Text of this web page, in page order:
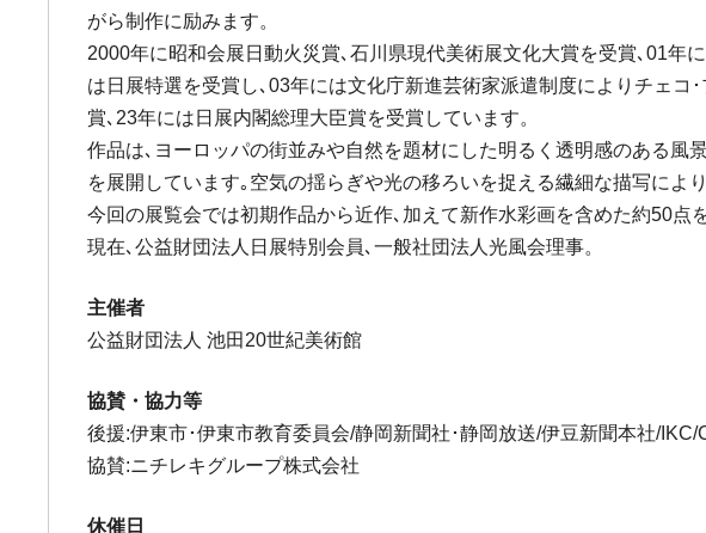
がら制作に励みます。
2000年に昭和会展日動火災賞､石川県現代美術展文化大賞を受賞､01年
は日展特選を受賞し､03年には文化庁新進芸術家派遣制度によりチェ
賞､23年には日展内閣総理大臣賞を受賞しています。
作品は､ヨーロッパの街並みや自然を題材にした明るく透明感のある
を展開しています｡空気の揺らぎや光の移ろいを捉える繊細な描写によ
今回の展覧会では初期作品から近作､加えて新作水彩画を含めた約50点
現在､公益財団法人日展特別会員､一般社団法人光風会理事。
主催者
公益財団法人 池田20世紀美術館
協賛・協力等
後援:伊東市･伊東市教育委員会/静岡新聞社･静岡放送/伊豆新聞本社/IKC/
協賛:ニチレキグループ株式会社
休催日